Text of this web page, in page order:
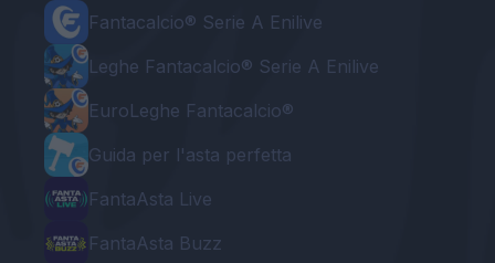
Fantacalcio® Serie A Enilive
Leghe Fantacalcio® Serie A Enilive
EuroLeghe Fantacalcio®
Guida per l'asta perfetta
FantaAsta Live
FantaAsta Buzz